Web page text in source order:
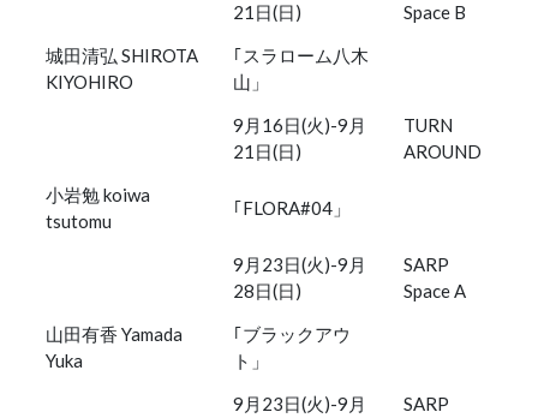
21日(日)
Space B
城田清弘 SHIROTA
KIYOHIRO
｢スラローム八木
山」
9月16日(火)-9月
21日(日)
TURN
AROUND
小岩勉 koiwa
tsutomu
｢FLORA#04」
9月23日(火)-9月
28日(日)
SARP
Space A
山田有香 Yamada
Yuka
｢ブラックアウ
ト」
9月23日(火)-9月
SARP